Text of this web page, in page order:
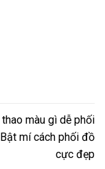
thao màu gì dễ phối
mí cách phối đồ
cực đẹp